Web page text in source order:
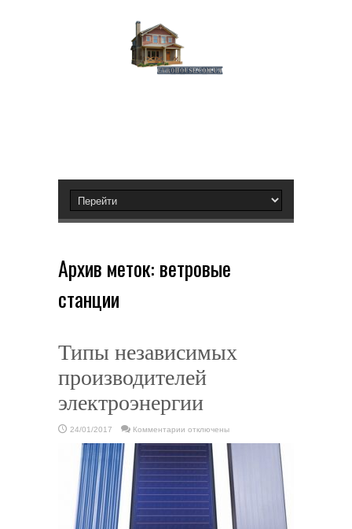
Архив меток: ветровые
станции
Типы независимых
производителей
электроэнергии
24/01/2017 Комментарии
Типы
независимых
производителей
электроэнергии
отключены